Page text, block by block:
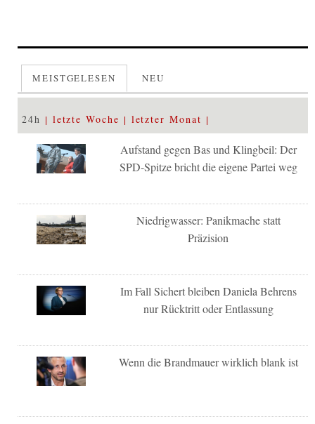
MEISTGELESEN NEU
24h letzte Woche letzter Monat
Aufstand gegen Bas und Klingbeil: Der
SPD-Spitze bricht die eigene Partei weg
Niedrigwasser: Panikmache statt
Präzision
Im Fall Sichert bleiben Daniela Behrens
nur Rücktritt oder Entlassung
Wenn die Brandmauer wirklich blank ist